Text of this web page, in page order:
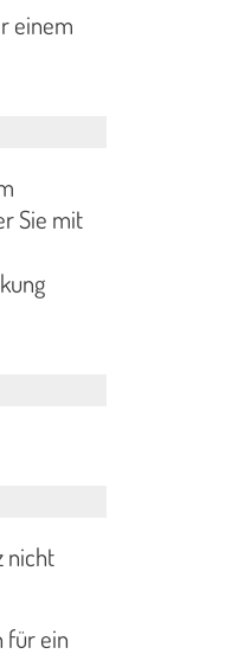
einem
Sie mit
nicht
für ein